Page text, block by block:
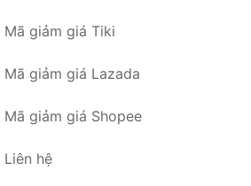
Mã giảm giá Tiki
Mã giảm giá Lazada
Mã giảm giá Shopee
Liên hệ